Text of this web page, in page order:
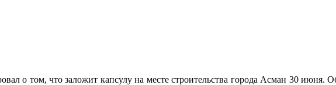
о том, что заложит капсулу на месте строительства города Асман 30 июня.